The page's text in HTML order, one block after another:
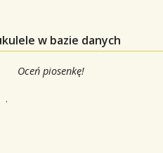
w bazie danych
Oceń piosenkę!
.